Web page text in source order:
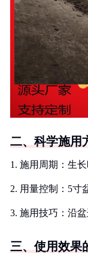
二、科学施用
1. 施用周期：生
2. 用量控制：5寸
3. 施用技巧：沿
三、使用效果